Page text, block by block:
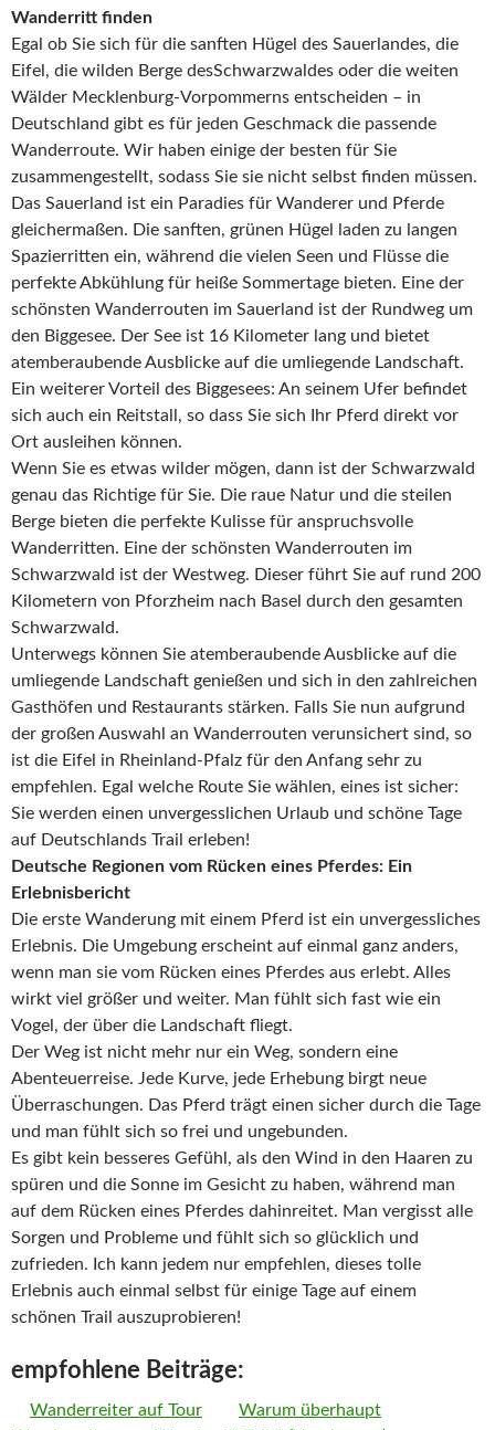
Wanderritt finden
Egal ob Sie sich für die sanften Hügel des Sauerlandes, die
Eifel, die wilden Berge desSchwarzwaldes oder die weiten
Wälder Mecklenburg-Vorpommerns entscheiden – in
Deutschland gibt es für jeden Geschmack die passende
Wanderroute. Wir haben einige der besten für Sie
zusammengestellt, sodass Sie sie nicht selbst finden müssen.
Das Sauerland ist ein Paradies für Wanderer und Pferde
gleichermaßen. Die sanften, grünen Hügel laden zu langen
Spazierritten ein, während die vielen Seen und Flüsse die
perfekte Abkühlung für heiße Sommertage bieten. Eine der
schönsten Wanderrouten im Sauerland ist der Rundweg um
den Biggesee. Der See ist 16 Kilometer lang und bietet
atemberaubende Ausblicke auf die umliegende Landschaft.
Ein weiterer Vorteil des Biggesees: An seinem Ufer befindet
sich auch ein Reitstall, so dass Sie sich Ihr Pferd direkt vor
Ort ausleihen können.
Wenn Sie es etwas wilder mögen, dann ist der Schwarzwald
genau das Richtige für Sie. Die raue Natur und die steilen
Berge bieten die perfekte Kulisse für anspruchsvolle
Wanderritten. Eine der schönsten Wanderrouten im
Schwarzwald ist der Westweg. Dieser führt Sie auf rund 200
Kilometern von Pforzheim nach Basel durch den gesamten
Schwarzwald.
Unterwegs können Sie atemberaubende Ausblicke auf die
umliegende Landschaft genießen und sich in den zahlreichen
Gasthöfen und Restaurants stärken. Falls Sie nun aufgrund
der großen Auswahl an Wanderrouten verunsichert sind, so
ist die Eifel in Rheinland-Pfalz für den Anfang sehr zu
empfehlen. Egal welche Route Sie wählen, eines ist sicher:
Sie werden einen unvergesslichen Urlaub und schöne Tage
auf Deutschlands Trail erleben!
Deutsche Regionen vom Rücken eines Pferdes: Ein
Erlebnisbericht
Die erste Wanderung mit einem Pferd ist ein unvergessliches
Erlebnis. Die Umgebung erscheint auf einmal ganz anders,
wenn man sie vom Rücken eines Pferdes aus erlebt. Alles
wirkt viel größer und weiter. Man fühlt sich fast wie ein
Vogel, der über die Landschaft fliegt.
Der Weg ist nicht mehr nur ein Weg, sondern eine
Abenteuerreise. Jede Kurve, jede Erhebung birgt neue
Überraschungen. Das Pferd trägt einen sicher durch die Tage
und man fühlt sich so frei und ungebunden.
Es gibt kein besseres Gefühl, als den Wind in den Haaren zu
spüren und die Sonne im Gesicht zu haben, während man
auf dem Rücken eines Pferdes dahinreitet. Man vergisst alle
Sorgen und Probleme und fühlt sich so glücklich und
zufrieden. Ich kann jedem nur empfehlen, dieses tolle
Erlebnis auch einmal selbst für einige Tage auf einem
schönen Trail auszuprobieren!
empfohlene Beiträge:
Wanderreiter auf Tour
Warum überhaupt